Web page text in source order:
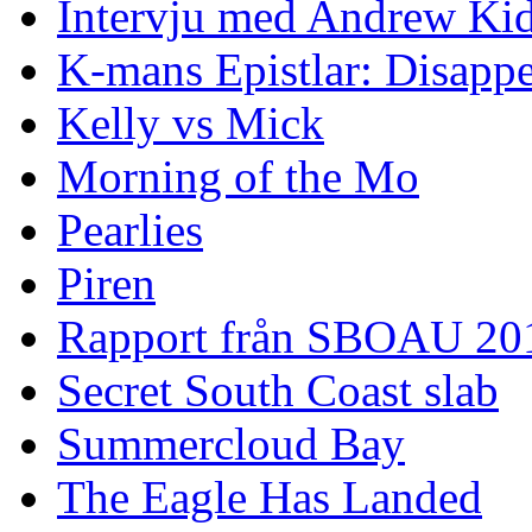
Intervju med Andrew
K-mans Epistlar:
Kelly vs Mick
Morning of the Mo
Pearlies
Piren
Rapport från SBOAU
Secret South Coast slab
Summercloud Bay
The Eagle Has Landed